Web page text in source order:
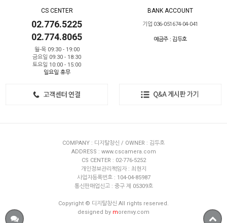
CS CENTER
02.776.5225
02.774.8065
월-목 09:30 - 19:00
금요일 09:30 - 18:30
토요일 10:00 - 15:00
일요일 휴무
BANK ACCOUNT
기업 036-051674-04-041
예금주 : 김두호
COMPANY : 디지탈창신 / OWNER : 김두호
ADDRESS : www.cscamera.com
CS CENTER : 02-776-5252
개인정보관리책임자 : 최현지
사업자등록번호 : 104-04-85987
통신판매업신고 : 중구 제 05309호
Copyright © 디지탈창신 All rights reserved.
designed by morenvy.com